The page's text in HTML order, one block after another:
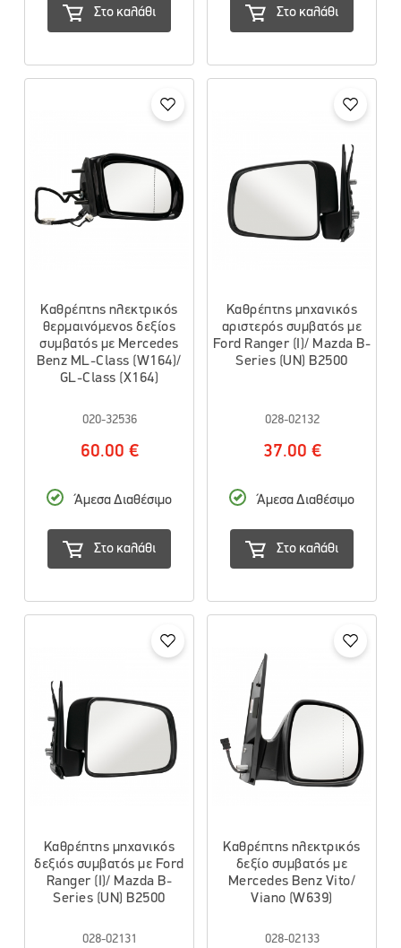
Στο καλάθι Στο καλάθι
Καθρέπτης ηλεκτρικός
θερμαινόμενος δεξίος
συμβατός με Mercedes
Benz ML-Class (W164)/
GL-Class (X164)
020-32536
60.00 €
Άμεσα Διαθέσιμο
Στο καλάθι
Καθρέπτης μηχανικός
αριστερός συμβατός με
Ford Ranger (I)/ Mazda B-
Series (UN) B2500
028-02132
37.00 €
Άμεσα Διαθέσιμο
Στο καλάθι
Καθρέπτης μηχανικός
δεξιός συμβατός με Ford
Ranger (I)/ Mazda B-
Series (UN) B2500
028-02131
Καθρέπτης ηλεκτρικός
δεξίο συμβατός με
Mercedes Benz Vito/
Viano (W639)
028-02133